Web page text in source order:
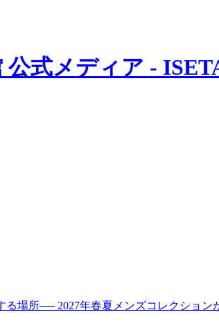
式メディア -
場所── 2027年春夏メンズコレクション